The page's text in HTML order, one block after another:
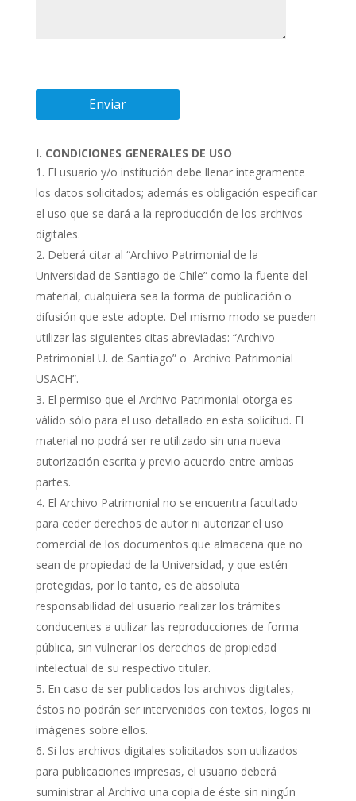
I. CONDICIONES GENERALES DE USO
El usuario y/o institución debe llenar íntegramente
los datos solicitados; además es obligación especificar
el uso que se dará a la reproducción de los archivos
digitales.
Deberá citar al “Archivo Patrimonial de la
Universidad de Santiago de Chile” como la fuente del
material, cualquiera sea la forma de publicación o
difusión que este adopte. Del mismo modo se pueden
utilizar las siguientes citas abreviadas: “Archivo
Patrimonial U. de Santiago” o Archivo Patrimonial
USACH”.
El permiso que el Archivo Patrimonial otorga es
válido sólo para el uso detallado en esta solicitud. El
material no podrá ser re utilizado sin una nueva
autorización escrita y previo acuerdo entre ambas
partes.
El Archivo Patrimonial no se encuentra facultado
para ceder derechos de autor ni autorizar el uso
comercial de los documentos que almacena que no
sean de propiedad de la Universidad, y que estén
protegidas, por lo tanto, es de absoluta
responsabilidad del usuario realizar los trámites
conducentes a utilizar las reproducciones de forma
pública, sin vulnerar los derechos de propiedad
intelectual de su respectivo titular.
En caso de ser publicados los archivos digitales,
éstos no podrán ser intervenidos con textos, logos ni
imágenes sobre ellos.
Si los archivos digitales solicitados son utilizados
para publicaciones impresas, el usuario deberá
suministrar al Archivo una copia de éste sin ningún